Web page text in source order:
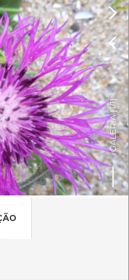
PARA MELHORAR
ESTATÍSTICOS.A
E SERVIÇOS
COOKIES.POLÍTICA

ENTRAR


GALERIA [
1/1
]